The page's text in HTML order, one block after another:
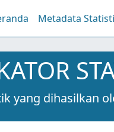
Metadata
yang dihasilkan